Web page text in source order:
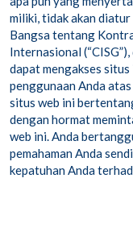
miliki, tidak akan
Bangsa tentang
Internasional
dapat mengakses situs
penggunaan Anda
situs web ini
dengan hormat
web ini. Anda
pemahaman Anda
kepatuhan Anda